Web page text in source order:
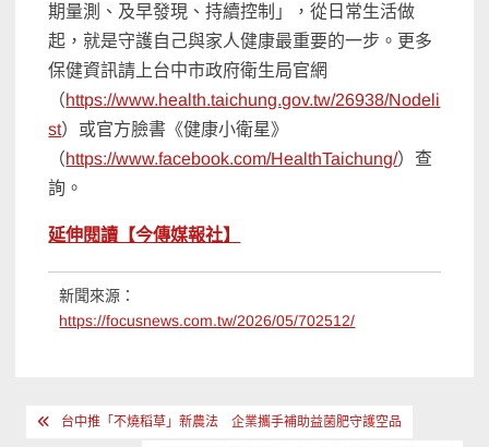
期量測、及早發現、持續控制」，從日常生活做
起，就是守護自己與家人健康最重要的一步。更多
保健資訊請上台中市政府衛生局官網
（https://www.health.taichung.gov.tw/26938/Nodeli
st）或官方臉書《健康小衛星》
（https://www.facebook.com/HealthTaichung/）查
詢。
延伸閱讀【今傳媒報社】
新聞來源：
https://focusnews.com.tw/2026/05/702512/
文 台中推「不燒稻草」新農法 企業攜手補助益菌肥守護空品